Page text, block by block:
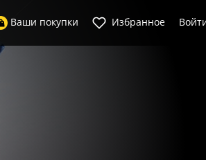
Ваши покупки Избранное